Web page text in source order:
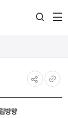
방향